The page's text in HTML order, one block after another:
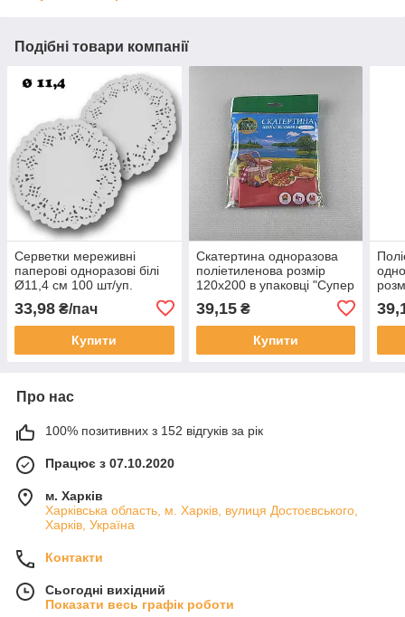
Подібні товари компанії
Серветки мереживні
паперові одноразові білі
Ø11,4 см 100 шт/уп.
33,98 ₴/пач
Купити
Скатертина одноразова
поліетиленова розмір
120x200 в упаковці "Супер
Торба" колір червоний 1
шт/уп.
39,15₴
Купити
Про нас
100% позитивних з 152 відгуків за рік
Працює з 07.10.2020
м. Харків
Харківська область, м. Харків, вулиця Достоєвського,
Харків, Україна
Контакти
Сьогодні вихідний
Показати весь графік роботи